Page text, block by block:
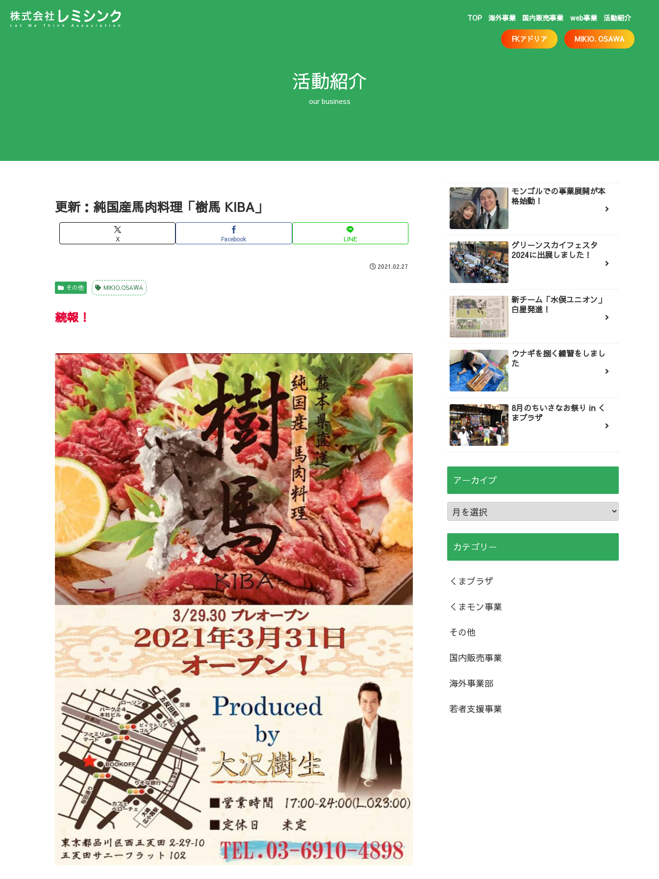
TOP 海外事業 国内販売事業 web事業 活動紹介
FKアドリア MIKIO. OSAWA
活動紹介
更新：純国産馬肉料理「樹馬 KIBA」
X Facebook LINE
2021.02.27
その他 MIKIO.OSAWA
続報！
モンゴルでの事業展開が本
格始動！
グリーンスカイフェスタ
2024に出展しました！
新チーム「水俣ユニオン」
白星発進！
ウナギを捌く練習をしまし
た
8月のちいさなお祭り in く
まプラザ
アーカイブ
カテゴリー
くまプラザ
くまモン事業
その他
国内販売事業
海外事業部
若者支援事業